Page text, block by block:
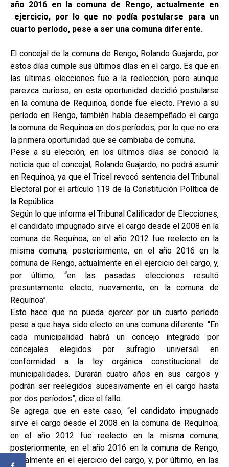
año 2016 en la comuna de Rengo, actualmente en
ejercicio, por lo que no podía postularse para un
cuarto período, pese a ser una comuna diferente.
El concejal de la comuna de Rengo, Rolando Guajardo, por
estos días cumple sus últimos días en el cargo. Es que en
las últimas elecciones fue a la reelección, pero aunque
parezca curioso, en esta oportunidad decidió postularse
en la comuna de Requinoa, donde fue electo. Previo a su
período en Rengo, también había desempeñado el cargo
la comuna de Requinoa en dos períodos, por lo que no era
la primera oportunidad que se cambiaba de comuna.
Pese a su elección, en los últimos días se conoció la
noticia que el concejal, Rolando Guajardo, no podrá asumir
en Requinoa, ya que el Tricel revocó sentencia del Tribunal
Electoral por el artículo 119 de la Constitución Política de
la República.
Según lo que informa el Tribunal Calificador de Elecciones,
el candidato impugnado sirve el cargo desde el 2008 en la
comuna de Requínoa; en el año 2012 fue reelecto en la
misma comuna; posteriormente, en el año 2016 en la
comuna de Rengo, actualmente en el ejercicio del cargo; y,
por último, “en las pasadas elecciones resultó
presuntamente electo, nuevamente, en la comuna de
Requínoa”.
Esto hace que no pueda ejercer por un cuarto período
pese a que haya sido electo en una comuna diferente. “En
cada municipalidad habrá un concejo integrado por
concejales elegidos por sufragio universal en
conformidad a la ley orgánica constitucional de
municipalidades. Durarán cuatro años en sus cargos y
podrán ser reelegidos sucesivamente en el cargo hasta
por dos períodos”, dice el fallo.
Se agrega que en este caso, “el candidato impugnado
sirve el cargo desde el 2008 en la comuna de Requínoa;
en el año 2012 fue reelecto en la misma comuna;
posteriormente, en el año 2016 en la comuna de Rengo,
actualmente en el ejercicio del cargo, y, por último, en las